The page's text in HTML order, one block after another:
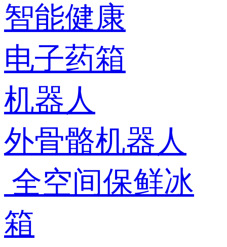
智能健康
电子药箱
机器人
外骨骼机器人
全空间保鲜冰
箱